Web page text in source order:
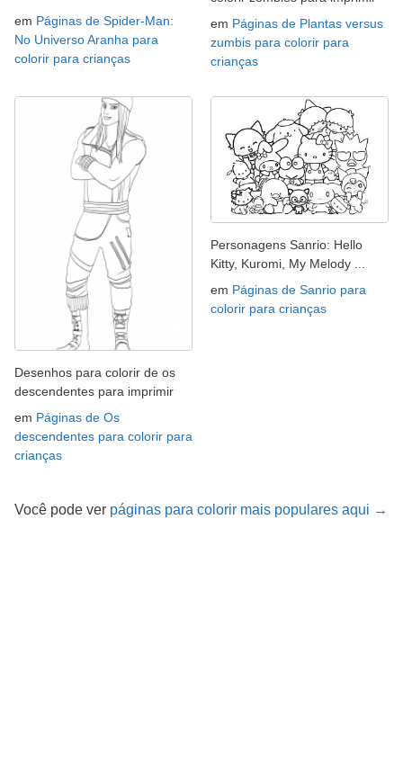
em Páginas de Spider-Man:
No Universo Aranha para
colorir para crianças
em Páginas de Plantas versus
zumbis para colorir para
crianças
Desenhos para colorir de os
descendentes para imprimir
em Páginas de Os
descendentes para colorir para
crianças
Personagens Sanrio: Hello
Kitty, Kuromi, My Melody ...
em Páginas de Sanrio para
colorir para crianças
Você pode ver páginas para colorir mais populares aqui →